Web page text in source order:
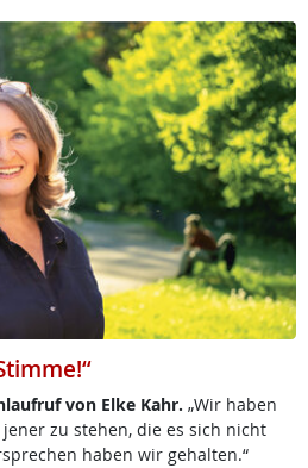
von El­ke Kahr. „Wir ha­ben
zu ste­hen, die es sich nicht
ha­ben wir ge­hal­ten.“